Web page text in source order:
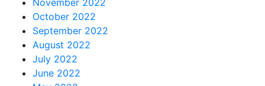
October 2022
September 2022
August 2022
July 2022
June 2022